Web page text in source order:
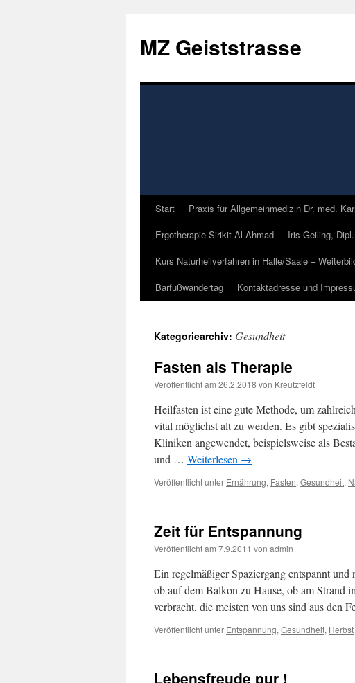
springen
MZ Geiststrasse
Start Praxis für Allgemeinmedizin Dr. med.
Ergotherapie Sirikit Al Ahmad
Iris Geiling,
Kurs Naturheilverfahren in Halle/Saale –
Barfußwandertag
Kontaktadresse und
Kategoriearchiv: Gesundheit
Fasten als Therapie
Veröffentlicht am 26.2.2018 von Kreutzfeldt
Heilfasten ist eine gute Methode, um
vital möglichst alt zu werden. Es gibt
Kliniken angewendet, beispielsweise als
und … Weiterlesen →
Veröffentlicht unter Ernährung, Fasten, Gesundheit,
Zeit für Entspannung
Veröffentlicht am 7.9.2011 von admin
Ein regelmäßiger Spaziergang entspannt
ob auf dem Balkon zu Hause, ob am Strand
verbracht, die meisten von uns sind aus den
Veröffentlicht unter Entspannung, Gesundheit, Herbst
Lebensfreude pur !